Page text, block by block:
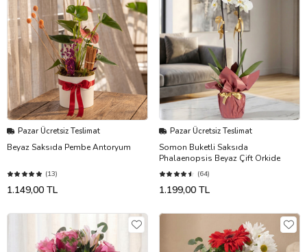
Pazar Ücretsiz Teslimat
Beyaz Saksıda Pembe Antoryum
(13)
1.149,00 TL
Pazar Ücretsiz Teslimat
Somon Buketli Saksıda
Phalaenopsis Beyaz Çift Orkide
(64)
1.199,00 TL